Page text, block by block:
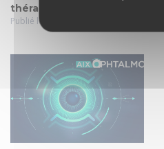
thérapeutiques
Publié le 01 juin. 2021